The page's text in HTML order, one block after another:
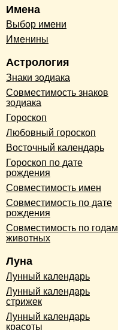
Имена
Выбор имени
Именины
Астрология
Знаки зодиака
Совместимость знаков
зодиака
Гороскоп
Любовный гороскоп
Восточный календарь
Гороскоп по дате
рождения
Совместимость имен
Совместимость по дате
рождения
Совместимость по годам
животных
Луна
Лунный календарь
Лунный календарь
стрижек
Лунный календарь
красоты